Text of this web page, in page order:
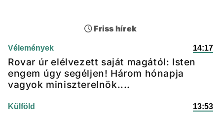
Friss hírek
Vélemények 14:17
Rovar úr elélvezett saját magától: Isten
engem úgy segéljen! Három hónapja
vagyok miniszterelnök....
Külföld 13:53